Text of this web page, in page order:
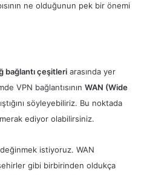
ne olduğunun pek bir önemi
bağlantı çeşitleri arasında yer
VPN bağlantısının WAN (Wide
söyleyebiliriz. Bu noktada
ediyor olabilirsiniz.
istiyoruz. WAN
gibi birbirinden oldukça